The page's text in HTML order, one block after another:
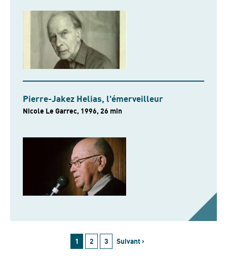
Pierre-Jakez Helias, l'émerveilleur
Nicole Le Garrec, 1996, 26 min
1 2 3 Suivant ›